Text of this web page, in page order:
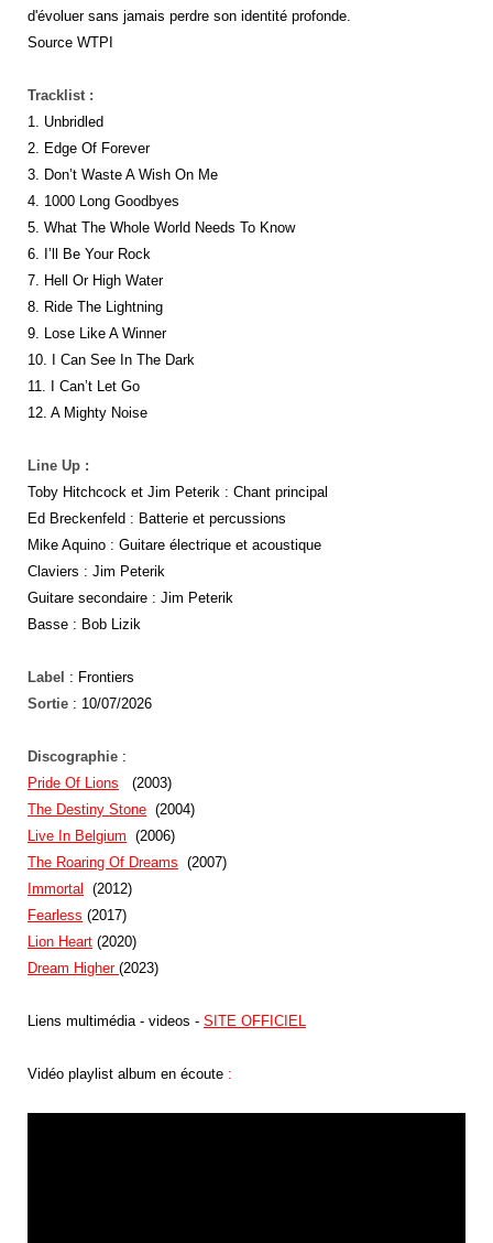
d'évoluer sans jamais perdre son identité profonde.
Source WTPI
Tracklist :
1. Unbridled
2. Edge Of Forever
3. Don’t Waste A Wish On Me
4. 1000 Long Goodbyes
5. What The Whole World Needs To Know
6. I’ll Be Your Rock
7. Hell Or High Water
8. Ride The Lightning
9. Lose Like A Winner
10. I Can See In The Dark
11. I Can’t Let Go
12. A Mighty Noise
Line Up :
Toby Hitchcock et Jim Peterik : Chant principal
Ed Breckenfeld : Batterie et percussions
Mike Aquino : Guitare électrique et acoustique
Claviers : Jim Peterik
Guitare secondaire : Jim Peterik
Basse : Bob Lizik
Label : Frontiers
Sortie : 10/07/2026
Discographie :
Pride Of Lions (2003)
The Destiny Stone (2004)
Live In Belgium (2006)
The Roaring Of Dreams (2007)
Immortal
(2012)
Fearless (2017)
Lion Heart (2020)
Dream Higher (2023)
Liens multimédia - videos - SITE OFFICIEL
Vidéo playlist album en écoute :